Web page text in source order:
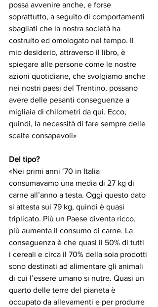
possa avvenire anche, e forse
soprattutto, a seguito di comportamenti
sbagliati che la nostra società ha
costruito ed omologato nel tempo. Il
mio desiderio, attraverso il libro, è
spiegare alle persone come le nostre
azioni quotidiane, che svolgiamo anche
nei nostri paesi del Trentino, possano
avere delle pesanti conseguenze a
migliaia di chilometri da qui. Ecco,
quindi, la necessità di fare sempre delle
scelte consapevoli»
Del tipo?
«Nei primi anni ‘70 in Italia
consumavamo una media di 27 kg di
carne all’anno a testa. Oggi questo dato
si attesta sui 79 kg, quindi è quasi
triplicato. Più un Paese diventa ricco,
più aumenta il consumo di carne. La
conseguenza è che quasi il 50% di tutti
i cereali e circa il 70% della soia prodotti
sono destinati ad alimentare gli animali
di cui l’essere umano si nutre. Quasi un
quarto delle terre del pianeta è
occupato da allevamenti e per produrre